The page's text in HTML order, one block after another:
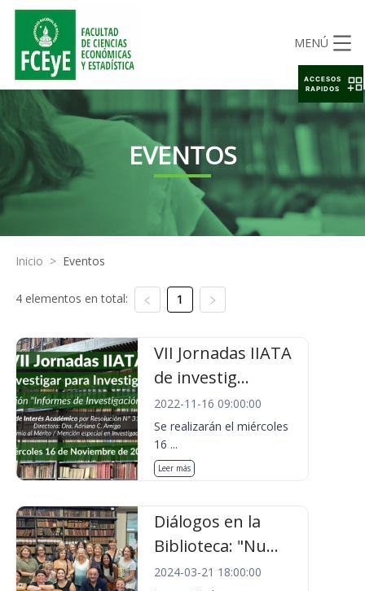
MENÚ
EVENTOS
Inicio > Eventos
4 elementos en total: 1
VII Jornadas IIATA
de investig...
2022-11-16 09:00:00
Se realizarán el miércoles
16 ...
Leer más
Diálogos en la
Biblioteca: "Nu...
2024-03-21 18:00:00
ACCESOS
RAPIDOS